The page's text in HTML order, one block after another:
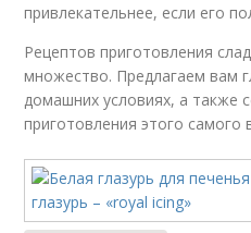
привлекательнее, если его
Рецептов приготовления
множество. Предлагаем вам
домашних условиях, а также
приготовления этого самого